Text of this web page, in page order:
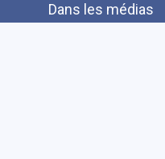
Dans les médias